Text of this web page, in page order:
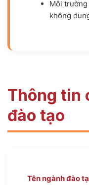
Môi
không
Thông tin
đào tạo
Tên ngành đào